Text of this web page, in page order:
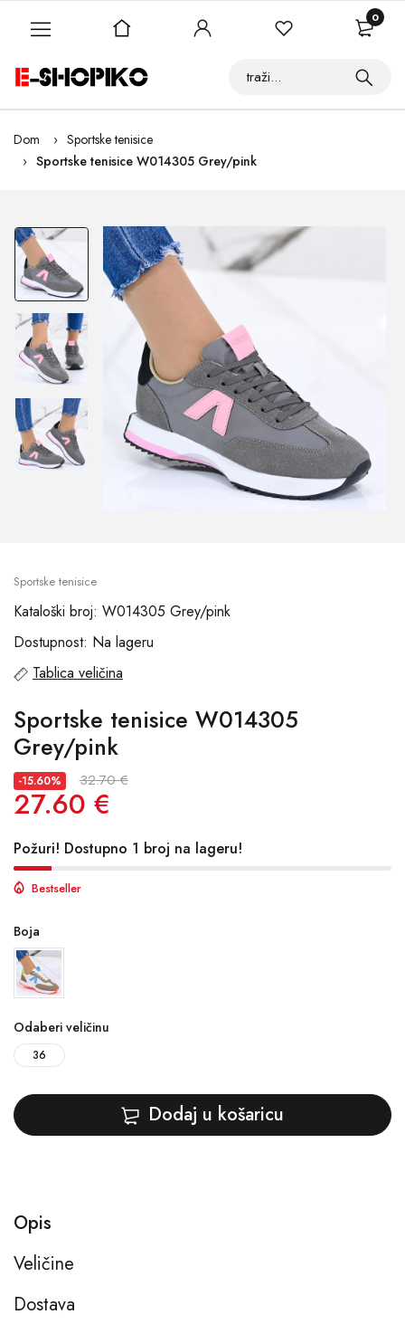
Dom
Sportske tenisice
Sportske tenisice W014305 Grey/pink
Sportske tenisice
Kataloški broj: W014305 Grey/pink
Dostupnost: Na lageru
Tablica veličina
Sportske tenisice W014305
Grey/pink
-15.60% 32.70 €
27.60 €
Požuri! Dostupno 1 broj na lageru!
Bestseller
Boja
Odaberi veličinu
36
Dodaj u košaricu
Opis
Veličine
Dostava
0